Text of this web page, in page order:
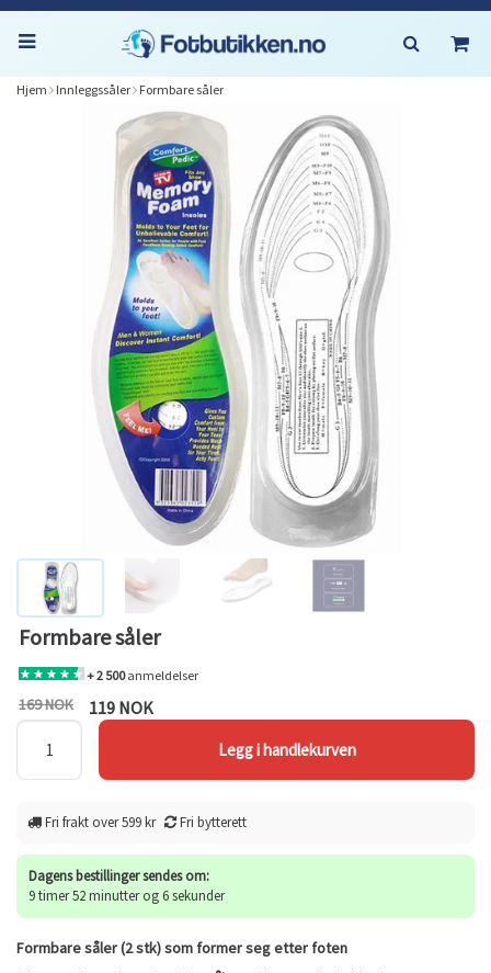
Hjem Innleggssåler Formbare såler
Formbare såler
+ 2 500anmeldelser
169 NOK 119 NOK
Fri frakt over 599 kr Fri bytterett
Dagens bestillinger sendes om:
9 timer 52 minutter og 6 sekunder
Formbare såler (2 stk) som former seg etter foten